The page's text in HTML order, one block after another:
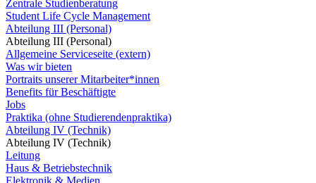
Zentrale Studienberatung
Student Life Cycle Management
Abteilung III (Personal)
Abteilung III (Personal)
Allgemeine Serviceseite (extern)
Was wir bieten
Portraits unserer Mitarbeiter*innen
Benefits für Beschäftigte
Jobs
Praktika (ohne Studierendenpraktika)
Abteilung IV (Technik)
Abteilung IV (Technik)
Leitung
Haus & Betriebstechnik
Elektronik & Medien